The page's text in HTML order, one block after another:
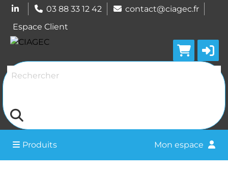
03 88 33 12 42
contact@ciagec.fr
Espace Client
Rechercher
Produits Mon espace